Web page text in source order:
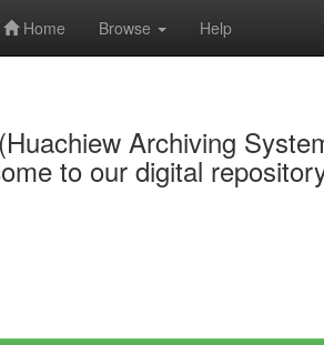
Home Browse Help
Archiving
to our digital